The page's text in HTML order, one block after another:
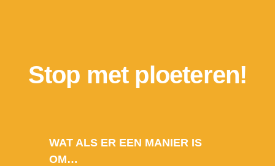
Stop met ploeteren!
WAT ALS ER EEN MANIER IS
OM…